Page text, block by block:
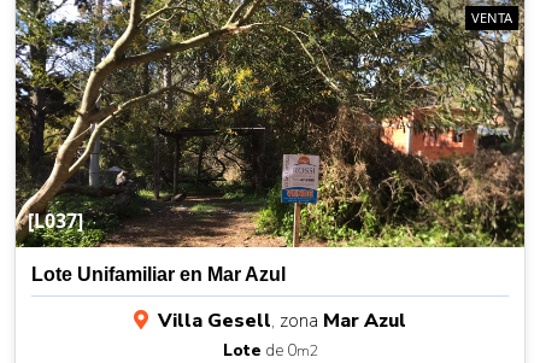
[L037]
VENTA
Lote Unifamiliar en Mar Azul
Villa Gesell, zona Mar Azul
Lote de 0m2